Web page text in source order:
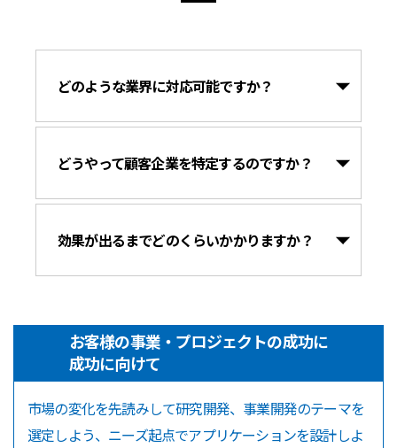
どのような業界に対応可能ですか？
どうやって顧客企業を特定するのですか？
効果が出るまでどのくらいかかりますか？
お客様の事業・プロジェクトの成功に
成功に向けて
市場の変化を先読みして研究開発、事業開発のテーマを
選定しよう、ニーズ起点でアプリケーションを設計しよ